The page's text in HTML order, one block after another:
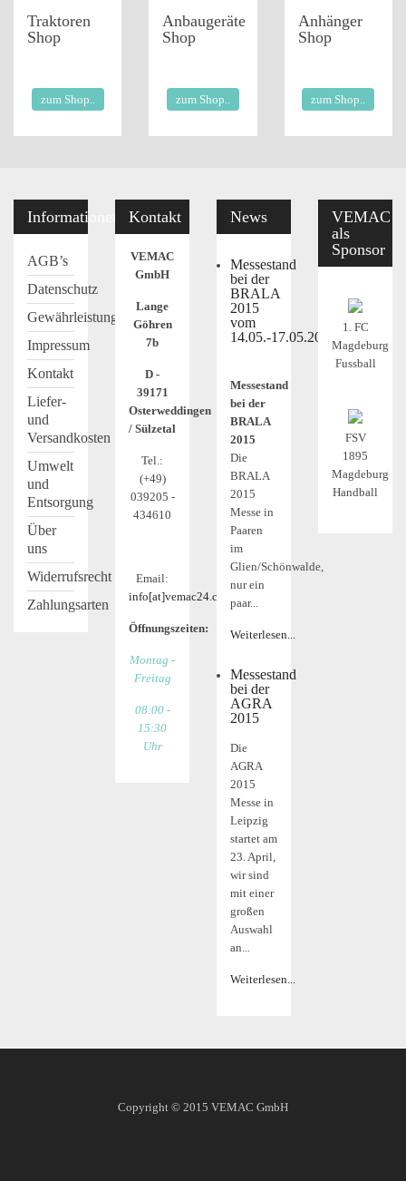
Traktoren
Shop
zum Shop..
Anbaugeräte
Shop
zum Shop..
Anhänger
Shop
zum Shop..
Informationen
AGB’s
Datenschutz
Gewährleistung
Impressum
Kontakt
Liefer-
und
Versandkosten
Umwelt
und
Entsorgung
Über
uns
Widerrufsrecht
Zahlungsarten
Kontakt
VEMAC
GmbH
Lange
Göhren
7b
D -
39171
Osterweddingen
/ Sülzetal
Tel.:
(+49)
039205 -
434610
Email:
info[at]vemac24.com
Öffnungszeiten:
Montag -
Freitag
08:00 -
15:30
Uhr
News
Messestand
bei der
BRALA
2015
vom
14.05.-17.05.2015
Messestand
bei der
BRALA
2015
Die
BRALA
2015
Messe in
Paaren
im
Glien/Schönwalde,
nur ein
paar...
Weiterlesen...
Messestand
bei der
AGRA
2015
Die
AGRA
2015
Messe in
Leipzig
startet am
23. April,
wir sind
mit einer
großen
Auswahl
an...
Weiterlesen...
VEMAC
als
Sponsor
1. FC
Magdeburg
Fussball
FSV
1895
Magdeburg
Handball
Copyright © 2015 VEMAC GmbH